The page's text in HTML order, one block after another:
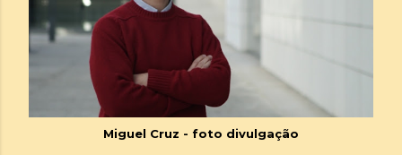
Miguel Cruz - foto divulgação